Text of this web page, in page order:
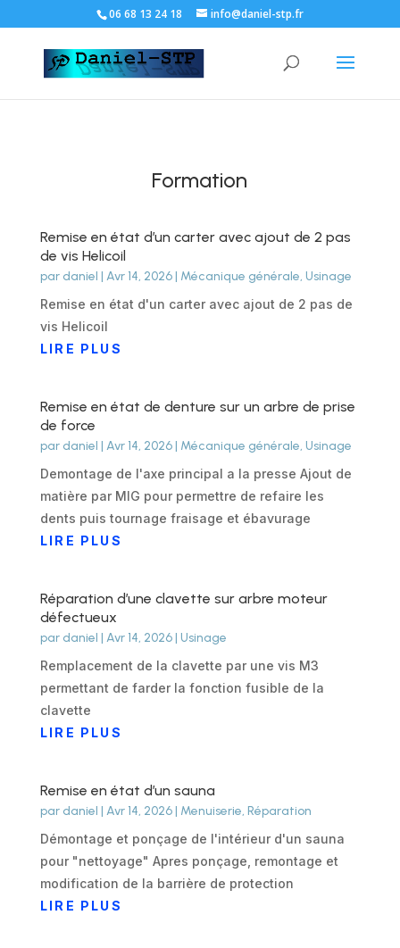
06 68 13 24 18 info@daniel-stp.fr
Formation
Remise en état d’un carter avec ajout de 2 pas
de vis Helicoil
par daniel | Avr 14, 2026| Mécanique générale, Usinage
Remise en état d'un carter avec ajout de 2 pas de
vis Helicoil
LIRE PLUS
Remise en état de denture sur un arbre de prise
de force
par daniel | Avr 14, 2026| Mécanique générale, Usinage
Demontage de l'axe principal a la presse Ajout de
matière par MIG pour permettre de refaire les
dents puis tournage fraisage et ébavurage
LIRE PLUS
Réparation d’une clavette sur arbre moteur
défectueux
par daniel | Avr 14, 2026| Usinage
Remplacement de la clavette par une vis M3
permettant de farder la fonction fusible de la
clavette
LIRE PLUS
Remise en état d’un sauna
par daniel | Avr 14, 2026| Menuiserie, Réparation
Démontage et ponçage de l'intérieur d'un sauna
pour "nettoyage" Apres ponçage, remontage et
modification de la barrière de protection
LIRE PLUS